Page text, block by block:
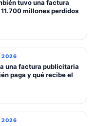
tuvo una factura
millones perdidos
2026
una factura publicitaria
paga y qué recibe el
2026